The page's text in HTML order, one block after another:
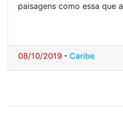
paisagens como essa que
08/10/2019 - Caribe